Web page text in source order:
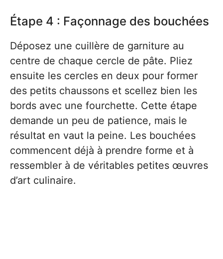
Étape 4 : Façonnage des bouchées
Déposez une cuillère de garniture au
centre de chaque cercle de pâte. Pliez
ensuite les cercles en deux pour former
des petits chaussons et scellez bien les
bords avec une fourchette. Cette étape
demande un peu de patience, mais le
résultat en vaut la peine. Les bouchées
commencent déjà à prendre forme et à
ressembler à de véritables petites œuvres
d’art culinaire.